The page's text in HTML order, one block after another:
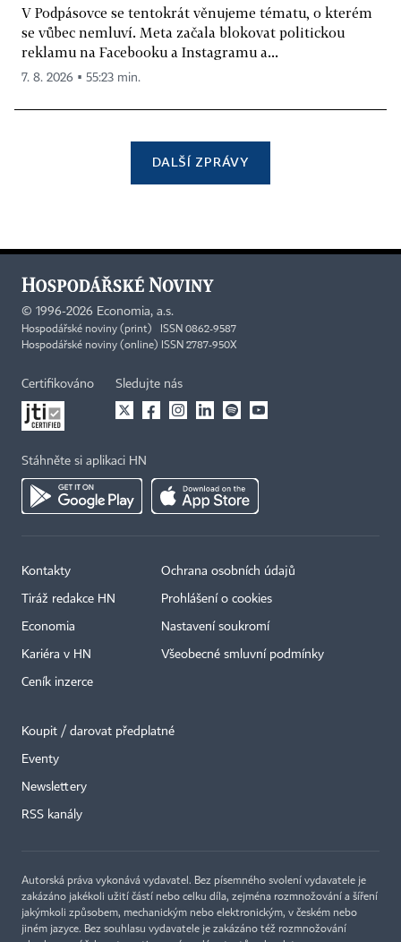
V Podpásovce se tentokrát věnujeme tématu, o kterém
se vůbec nemluví. Meta začala blokovat politickou
reklamu na Facebooku a Instagramu a...
7. 8. 2026 ▪ 55:23 min.
DALŠÍ ZPRÁVY
© 1996-2026 Economia, a.s.
Hospodářské noviny (print) ISSN 0862-9587
Hospodářské noviny (online) ISSN 2787-950X
Certifikováno Sledujte nás
Stáhněte si aplikaci HN
Kontakty
Tiráž redakce HN
Economia
Kariéra v HN
Ceník inzerce
Ochrana osobních údajů
Prohlášení o cookies
Nastavení soukromí
Všeobecné smluvní podmínky
Koupit / darovat předplatné
Eventy
Newslettery
RSS kanály
Autorská práva vykonává vydavatel. Bez písemného svolení vydavatele je
zakázáno jakékoli užití částí nebo celku díla, zejména rozmnožování a šíření
jakýmkoli způsobem, mechanickým nebo elektronickým, v českém nebo
jiném jazyce. Bez souhlasu vydavatele je zakázáno též rozmnožování